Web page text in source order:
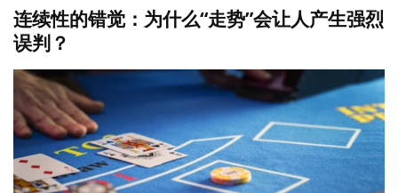
连续性的错觉：为什么“走势”会让人产生强烈
误判？